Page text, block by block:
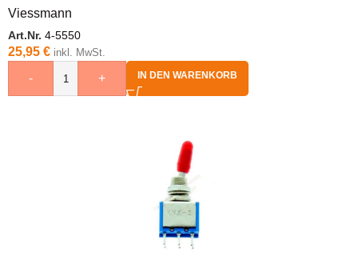
Viessmann
Art.Nr. 4-5550
25,95 € inkl. MwSt.
- + IN DEN WARENKORB